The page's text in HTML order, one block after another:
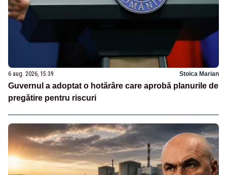
6 aug. 2026, 15:39 Stoica Marian
Guvernul a adoptat o hotărâre care aprobă planurile de
pregătire pentru riscuri